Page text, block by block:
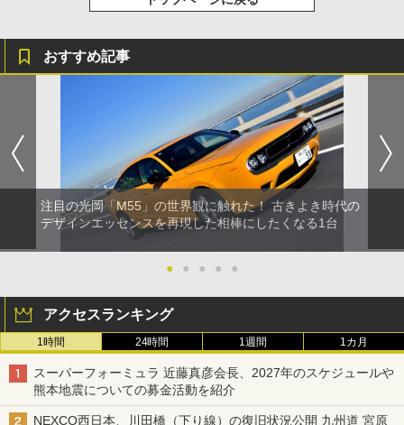
おすすめ記事
注目の光岡「M55」の世界観に触れた！ 古きよき時代の
デザインエッセンスを再現した相棒にしたくなる1台
● ● ● ● ●
アクセスランキング
1時間 24時間 1週間 1カ月
スーパーフォーミュラ 近藤真彦会長、2027年のスケジュールや
熊本地震についての募金活動を紹介
NEXCO西日本、川田橋（下り線）の復旧状況公開 九州道 宮原